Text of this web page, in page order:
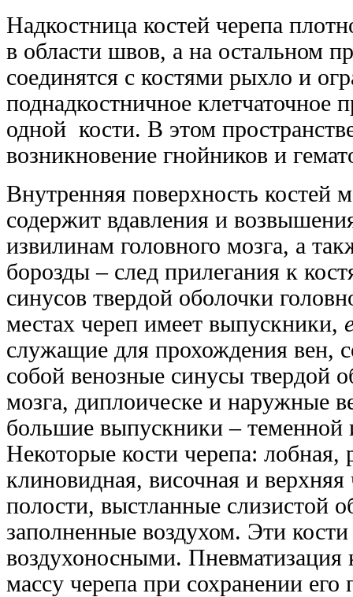
Надкостница костей черепа
в области швов, а на остальном
соединятся с костями рыхло и
поднадкостничное клетчаточное
одной кости. В этом
возникновение гнойников и
Внутренняя поверхность костей
содержит вдавления и
извилинам головного мозга, а
борозды – след прилегания к
синусов твердой оболочки
местах череп имеет выпускники,
служащие для прохождения
собой венозные синусы твердой
мозга, диплоическе и наружные
большие выпускники – теменной
Некоторые кости черепа: лобная,
клиновидная, височная и
полости, выстланные слизистой
заполненные воздухом. Эти
воздухоносными. Пневматизация
массу черепа при сохранении его